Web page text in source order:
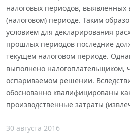
налоговых периодов, выявленных
(налоговом) периоде. Таким
условием для декларирования
прошлых периодов последние
текущем налоговом периоде.
выполнено налогоплательщиком,
оспариваемом решении.
обоснованно квалифицированы
производственные затраты
30 августа 2016